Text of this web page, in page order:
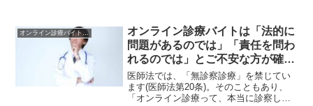
てもらいたいんだけど」などといった、
システム上のサポートを求め...
オンライン診療バイトの注意点
オンライン診療バイトは「法的に
問題があるのでは」「責任を問わ
れるのでは」とご不安な方が確認
しておきたい3つのポイント
医師法では、「無診察診療」を禁じてい
ます(医師法第20条)。そのこともあり、
「オンライン診療って、本当に診察して